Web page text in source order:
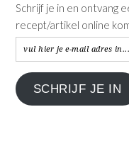
Schrijf je in en ontvang
recept/artikel online
vul
hier
je
e-
SCHRIJF JE IN